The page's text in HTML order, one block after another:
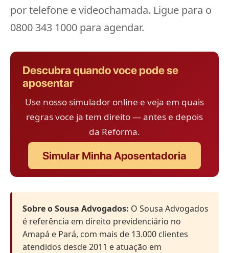
por telefone e videochamada. Ligue para o
0800 343 1000 para agendar.
Descubra quando voce pode se
aposentar
Use nosso simulador online e veja em quais
regras voce ja tem direito — antes e depois
da Reforma.
Simular Minha Aposentadoria
Sobre o Sousa Advogados: O Sousa Advogados
é referência em direito previdenciário no
Amapá e Pará, com mais de 13.000 clientes
atendidos desde 2011 e atuação em